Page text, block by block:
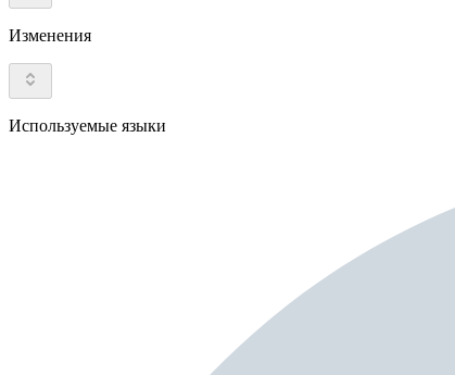
Изменения
Используемые языки